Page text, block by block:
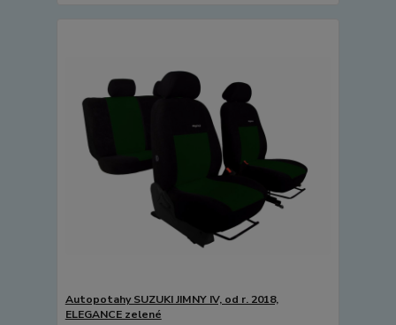
Autopotahy SUZUKI JIMNY IV, od r. 2018,
ELEGANCE zelené